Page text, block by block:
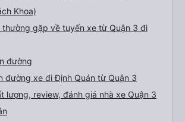
Khoa)
thường gặp về tuyến xe từ Quận 3 đi
đường
đường xe đi Định Quán từ Quận 3
lượng, review, đánh giá nhà xe Quận 3